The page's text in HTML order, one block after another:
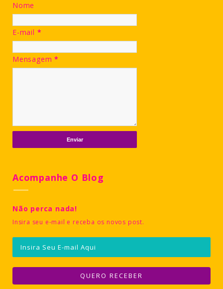
Nome
E-mail *
Mensagem*
Acompanhe O Blog
Não perca nada!
Insira seu e-mail e receba os novos post.